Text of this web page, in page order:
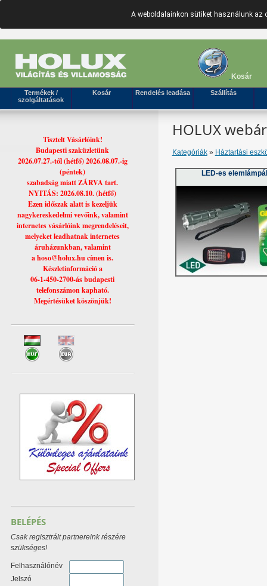
A weboldalainkon sütiket használunk
Kosár
Termékek /
szolgáltatások
Kosár Rendelés leadása Szállítás
HOLUX
Kategóriák» Háztartási
LED-es
Tisztelt Vásárlóink!
Budapesti szaküzletünk
2026.07.27.-től (hétfő) 2026.08.07.-ig
(péntek)
szabadság miatt ZÁRVA tart.
NYITÁS: 2026.08.10. (hétfő)
Ezen időszak alatt is kezeljük
nagykereskedelmi vevőink, valamint
internetes vásárlóink megrendeléseit,
melyeket leadhatnak internetes
áruházunkban, valamint
a hoso@holux.hu címen is.
Készletinformáció a
06-1-450-2700-ás budapesti
telefonszámon kapható.
Megértésüket köszönjük!
BELÉPÉS
Csak regisztrált partnereink részére
szükséges!
Felhasználónév
Jelszó